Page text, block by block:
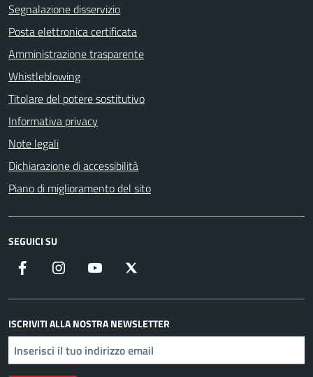
Segnalazione disservizio
Posta elettronica certificata
Amministrazione trasparente
Whistleblowing
Titolare del potere sostitutivo
Informativa privacy
Note legali
Dichiarazione di accessibilità
Piano di miglioramento del sito
SEGUICI SU
Facebook Instagram YouTube
ISCRIVITI ALLA NOSTRA NEWSLETTER